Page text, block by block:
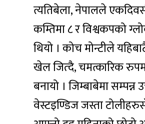
त्यतिबेला, नेपालले
कम्तिमा ८ र विश्वकपको
थियो । कोच मोन्टीले
खेल जित्दै, चमत्कारिक
बनायो । जिम्बाबेमा
वेस्टइण्डिज जस्ता